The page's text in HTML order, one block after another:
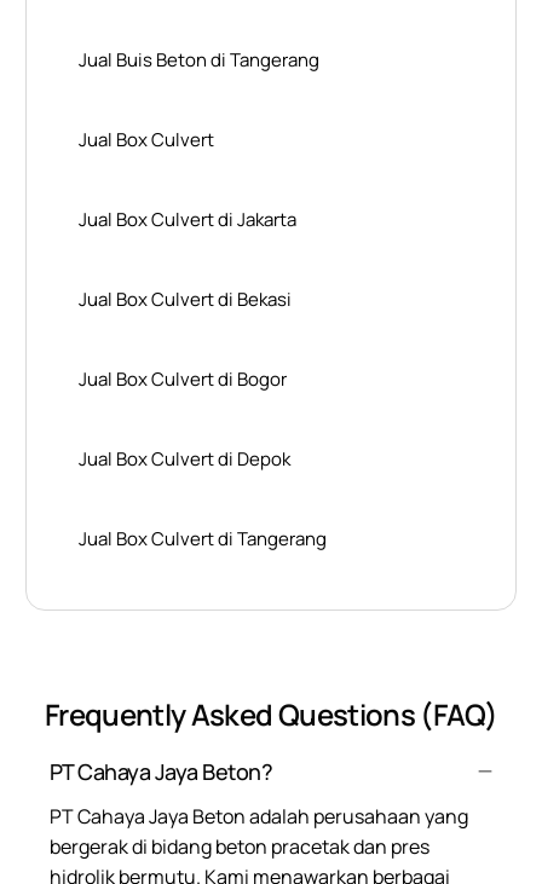
Jual Buis Beton di Tangerang
Jual Box Culvert
Jual Box Culvert di Jakarta
Jual Box Culvert di Bekasi
Jual Box Culvert di Bogor
Jual Box Culvert di Depok
Jual Box Culvert di Tangerang
Frequently Asked Questions (FAQ)
PT Cahaya Jaya Beton?
PT Cahaya Jaya Beton adalah perusahaan yang
bergerak di bidang beton pracetak dan pres
hidrolik bermutu. Kami menawarkan berbagai